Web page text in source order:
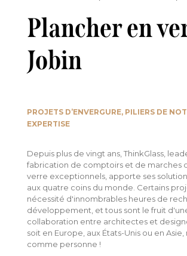
Plancher en
Jobin
PROJETS D’ENVERGURE, PILIERS DE
EXPERTISE
Depuis plus de vingt ans, ThinkGlass,
fabrication de comptoirs et de marches
verre exceptionnels, apporte ses
aux quatre coins du monde. Certains
nécessité d'innombrables heures de
développement, et tous sont le fruit
collaboration entre architectes et
soit en Europe, aux États-Unis ou en Asie,
comme personne !